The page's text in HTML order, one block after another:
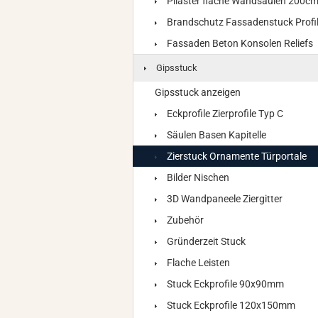
Brandschutz Fassadenstuck
Fassaden Beton Konsolen Reliefs
Gipsstuck
Gipsstuck anzeigen
Eckprofile Zierprofile Typ C
Säulen Basen Kapitelle
Zierstuck Ornamente Türportale
Bilder Nischen
3D Wandpaneele Ziergitter
Zubehör
Gründerzeit Stuck
Flache Leisten
Stuck Eckprofile 90x90mm
Stuck Eckprofile 120x150mm